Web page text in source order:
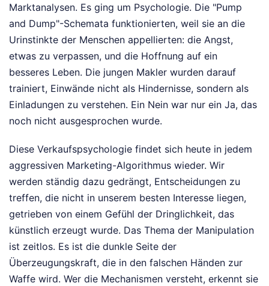
Marktanalysen. Es ging um Psychologie. Die "Pump
and Dump"-Schemata funktionierten, weil sie an die
Urinstinkte der Menschen appellierten: die Angst,
etwas zu verpassen, und die Hoffnung auf ein
besseres Leben. Die jungen Makler wurden darauf
trainiert, Einwände nicht als Hindernisse, sondern als
Einladungen zu verstehen. Ein Nein war nur ein Ja, das
noch nicht ausgesprochen wurde.
Diese Verkaufspsychologie findet sich heute in jedem
aggressiven Marketing-Algorithmus wieder. Wir
werden ständig dazu gedrängt, Entscheidungen zu
treffen, die nicht in unserem besten Interesse liegen,
getrieben von einem Gefühl der Dringlichkeit, das
künstlich erzeugt wurde. Das Thema der Manipulation
ist zeitlos. Es ist die dunkle Seite der
Überzeugungskraft, die in den falschen Händen zur
Waffe wird. Wer die Mechanismen versteht, erkennt sie